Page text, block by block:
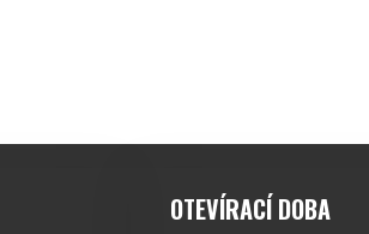
OTEVÍRACÍ DOBA